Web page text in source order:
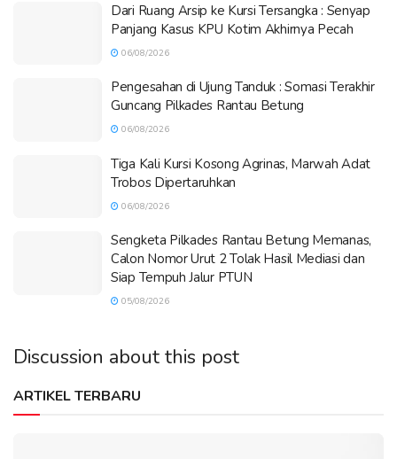
Dari Ruang Arsip ke Kursi Tersangka : Senyap
Panjang Kasus KPU Kotim Akhirnya Pecah
06/08/2026
Pengesahan di Ujung Tanduk : Somasi Terakhir
Guncang Pilkades Rantau Betung
06/08/2026
Tiga Kali Kursi Kosong Agrinas, Marwah Adat
Trobos Dipertaruhkan
06/08/2026
Sengketa Pilkades Rantau Betung Memanas,
Calon Nomor Urut 2 Tolak Hasil Mediasi dan
Siap Tempuh Jalur PTUN
05/08/2026
Discussion about this post
ARTIKEL TERBARU